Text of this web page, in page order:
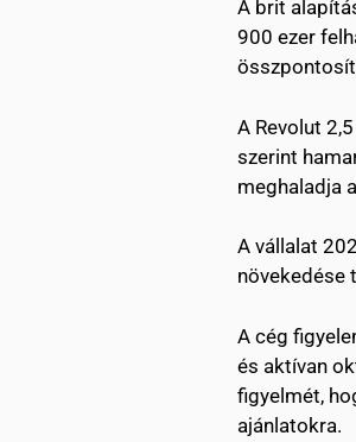
A brit
900 ezer
A Revolut
szerint
meghaladja
A vállalat
növekedése
A cég
és aktívan
figyelmét,
ajánlatokra.